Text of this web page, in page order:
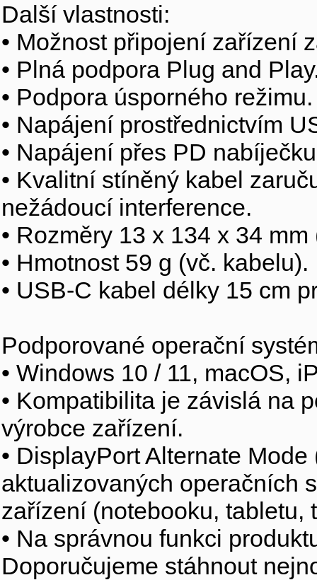
Další vlastnosti:
• Možnost připojení zařízení
• Plná podpora Plug and
• Podpora úsporného režimu.
• Napájení prostřednictvím
• Napájení přes PD
• Kvalitní stíněný kabel
nežádoucí interference.
• Rozměry 13 x 134 x 34
• Hmotnost 59 g (vč. kabelu).
• USB-C kabel délky 15 cm
Podporované operační
• Windows 10 / 11, macOS,
• Kompatibilita je závislá na
výrobce zařízení.
• DisplayPort Alternate
aktualizovaných operačních
zařízení (notebooku, tabletu,
• Na správnou funkci
Doporučujeme stáhnout